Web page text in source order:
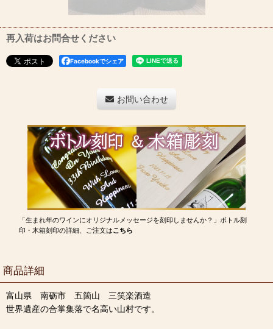
再入荷はお問合せください
Facebookでシェア
お問い合わせ
「生まれ年のワインにオリジナルメッセージを刻印しませんか？」ボトル刻
印・木箱刻印の詳細、ご注文はこちら
商品詳細
富山県 南砺市 五箇山 三笑楽酒造
世界遺産の合掌集落で名高い山村です。